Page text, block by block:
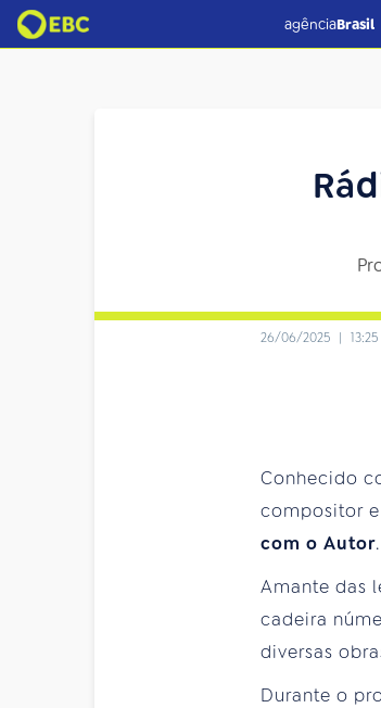
agênciaBrasil
26/06/2025 | 13:25
Conhecido
compositor
com o Autor
Amante das
cadeira
diversas
Durante o